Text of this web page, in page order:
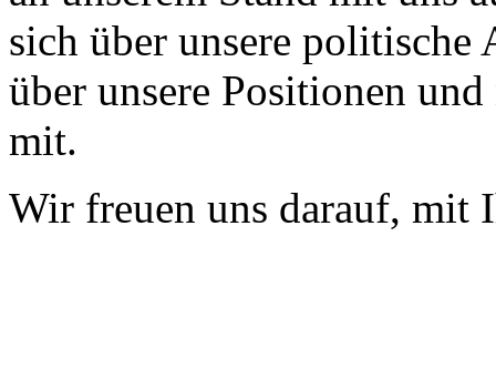
sich über unsere
über unsere Positionen
mit.
Wir freuen uns darauf, mit